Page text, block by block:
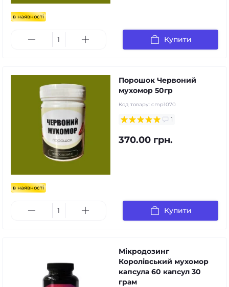
в наявності
Купити
в наявності
Порошок Червоний
мухомор 50гр
Код товару: cmp1070
1
370.00 грн.
Купити
Мікродозинг
Королівський мухомор
капсула 60 капсул 30
грам